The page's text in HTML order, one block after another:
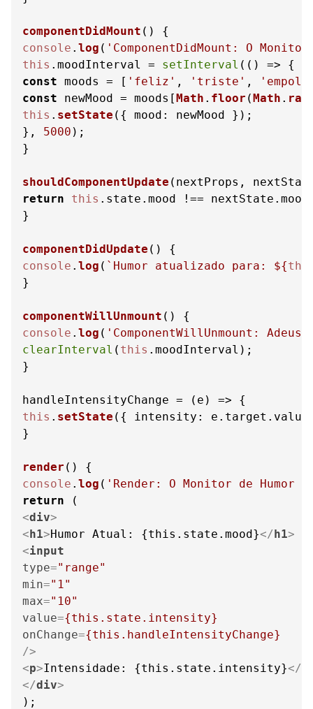
componentDidMount (
console . log ( 'ComponentDidMount: O
this . moodInterval = setInterval ( () =>
const moods = [ 'feliz' , 'triste' ,
const newMood = moods[Math . floor (Math .
this . setState ({ mood : newMood });
}, 5000 );
}
shouldComponentUpdate ( nextProps,
return
this . state . mood !== nextState. mood
}
componentDidUpdate (
console . log ( `Humor atualizado para: ${
}
componentWillUnmount (
console . log ( 'ComponentWillUnmount:
clearInterval ( this . moodInterval );
}
handleIntensityChange = ( e ) =>
this . setState ({ intensity : e. target . value
}
render (
console . log ( 'Render: O Monitor de Humor
return
<div>
<h1>Humor Atual: {this.state.mood}</h1>
<input
type="range"
min="1"
max="10"
value={this.state.intensity}
onChange={this.handleIntensityChange}
/>
<p>Intensidade: {this.state.intensity}</
</div>
);